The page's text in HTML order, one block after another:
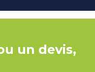
un devis,